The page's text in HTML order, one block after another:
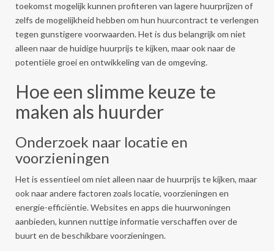
toekomst mogelijk kunnen profiteren van lagere huurprijzen of
zelfs de mogelijkheid hebben om hun huurcontract te verlengen
tegen gunstigere voorwaarden. Het is dus belangrijk om niet
alleen naar de huidige huurprijs te kijken, maar ook naar de
potentiële groei en ontwikkeling van de omgeving.
Hoe een slimme keuze te
maken als huurder
Onderzoek naar locatie en
voorzieningen
Het is essentieel om niet alleen naar de huurprijs te kijken, maar
ook naar andere factoren zoals locatie, voorzieningen en
energie-efficiëntie. Websites en apps die huurwoningen
aanbieden, kunnen nuttige informatie verschaffen over de
buurt en de beschikbare voorzieningen.